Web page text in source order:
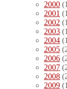
2000
2001
2002
2003
2004
2005
2006
2007
2008
2009